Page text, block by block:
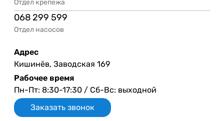
Отдел крепежа
068 299 599
Отдел насосов
Адрес
Кишинёв, Заводская 169
Рабочее время
Пн-Пт: 8:30-17:30 / Сб-Вс: выходной
Заказать звонок